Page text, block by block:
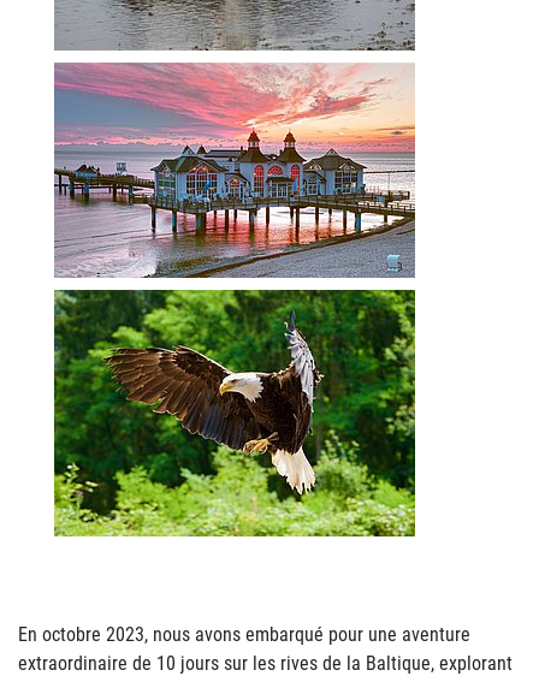
En octobre 2023, nous avons embarqué pour une aventure
extraordinaire de 10 jours sur les rives de la Baltique, explorant